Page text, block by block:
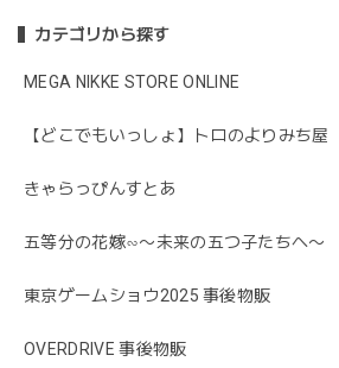
カテゴリから探す
MEGA NIKKE STORE ONLINE
【どこでもいっしょ】トロのよりみち屋
きゃらっぴんすとあ
五等分の花嫁∽〜未来の五つ子たちへ〜
東京ゲームショウ2025 事後物販
OVERDRIVE 事後物販